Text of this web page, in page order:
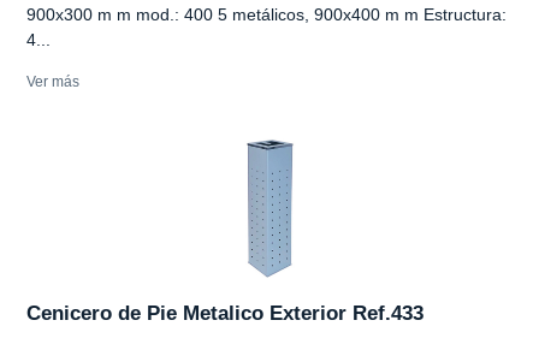
900x300 m m mod.: 400 5 metálicos, 900x400 m m Estructura:
4...
Ver más
Cenicero de Pie Metalico Exterior Ref.433